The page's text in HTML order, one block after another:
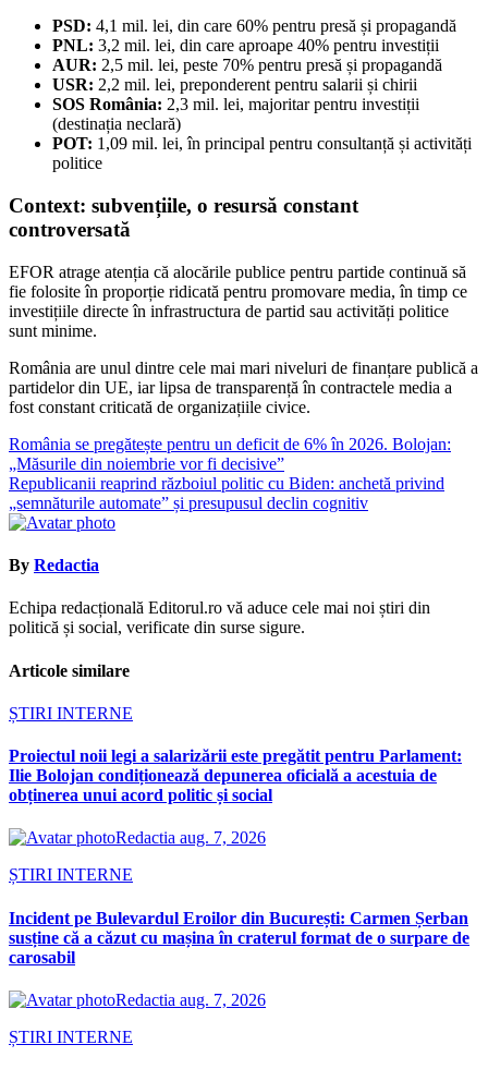
PSD: 4,1 mil. lei, din care 60% pentru presă și propagandă
PNL: 3,2 mil. lei, din care aproape 40% pentru investiții
AUR: 2,5 mil. lei, peste 70% pentru presă și propagandă
USR: 2,2 mil. lei, preponderent pentru salarii și chirii
SOS România: 2,3 mil. lei, majoritar pentru investiții
(destinația neclară)
POT: 1,09 mil. lei, în principal pentru consultanță și activități
politice
Context: subvențiile, o resursă constant
controversată
EFOR atrage atenția că alocările publice pentru partide continuă să
fie folosite în proporție ridicată pentru promovare media, în timp ce
investițiile directe în infrastructura de partid sau activități politice
sunt minime.
România are unul dintre cele mai mari niveluri de finanțare publică a
partidelor din UE, iar lipsa de transparență în contractele media a
fost constant criticată de organizațiile civice.
Navigare
în
articole
România se pregătește pentru un deficit de 6% în 2026. Bolojan:
„Măsurile din noiembrie vor fi decisive”
Republicanii reaprind războiul politic cu Biden: anchetă privind
„semnăturile automate” și presupusul declin cognitiv
By Redactia
Echipa redacțională Editorul.ro vă aduce cele mai noi știri din
politică și social, verificate din surse sigure.
Articole similare
ȘTIRI INTERNE
Proiectul noii legi a salarizării este pregătit pentru Parlament:
Ilie Bolojan condiționează depunerea oficială a acestuia de
obținerea unui acord politic și social
Redactia aug. 7, 2026
ȘTIRI INTERNE
Incident pe Bulevardul Eroilor din București: Carmen Șerban
susține că a căzut cu mașina în craterul format de o surpare de
carosabil
Redactia aug. 7, 2026
ȘTIRI INTERNE